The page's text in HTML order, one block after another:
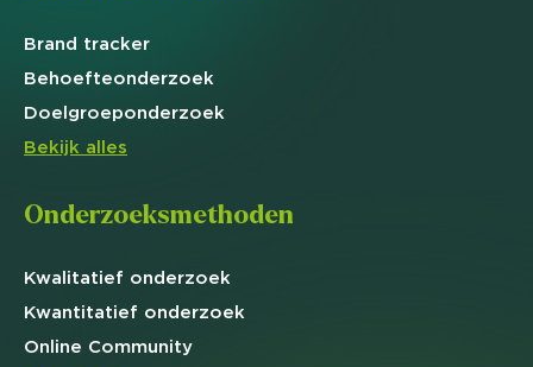
Brand tracker
Behoefteonderzoek
Doelgroeponderzoek
Bekijk alles
Onderzoeksmethoden
Kwalitatief onderzoek
Kwantitatief onderzoek
Online Community